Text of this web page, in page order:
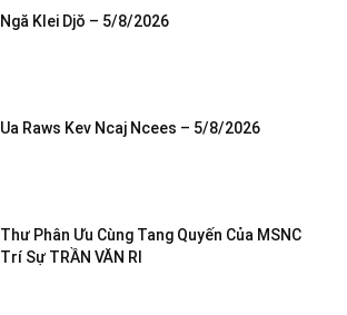
Ngă Klei Djŏ – 5/8/2026
Ua Raws Kev Ncaj Ncees – 5/8/2026
Thư Phân Ưu Cùng Tang Quyến Của MSNC
Trí Sự TRẦN VĂN RI